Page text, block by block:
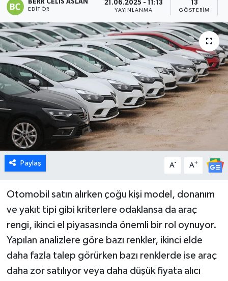
BERR CELIS ASLAN
EDITÖR
21.06.2025 - 11:13
YAYINLANMA
13
GÖSTERIM
Paylaş A- A+
Otomobil satın alırken çoğu kişi model, donanım
ve yakıt tipi gibi kriterlere odaklansa da araç
rengi, ikinci el piyasasında önemli bir rol oynuyor.
Yapılan analizlere göre bazı renkler, ikinci elde
daha fazla talep görürken bazı renklerde ise araç
daha zor satılıyor veya daha düşük fiyata alıcı
Eğitim
Ekonomi
Emet
Foto Galeri
Gediz
Genel
Gündem
Hisarcık
Köşe Yazıları